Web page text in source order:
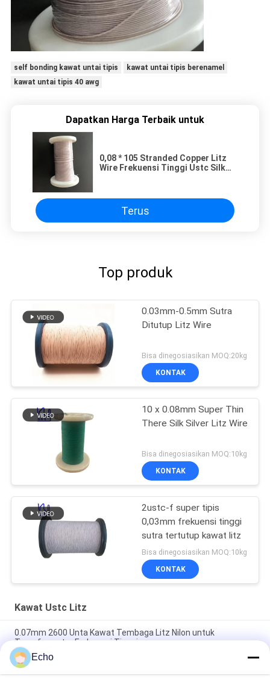
self bonding kawat untai tipis
kawat untai tipis berenamel
kawat untai tipis 40 awg
Dapatkan Harga Terbaik untuk
0,08 * 105 Stranded Copper Litz
Wire Frekuensi Tinggi Ustc Silk
Terus
Top produk
0.03mm-0.5mm Sutra
Ditutup Litz Wire
Bisa dinegosiasikan MOQ:20kg
KONTAK
10 x 0.08mm Super Thin
There Silk Silver Litz Wire
Bisa dinegosiasikan MOQ:10kg
KONTAK
2ustc-f super tipis
0,03mm frekuensi tinggi
sutra tertutup kawat litz
Bisa dinegosiasikan MOQ:10kg
KONTAK
Kawat Ustc Litz
0.07mm 2600 Unta Kawat Tembaga Litz Nilon untuk
Transformator Frekuensi Tinggi
Custom 0.07mm 2600 Strands Nylon melayani kawat Litz
untuk aplikasi frekuensi tinggi
Echo